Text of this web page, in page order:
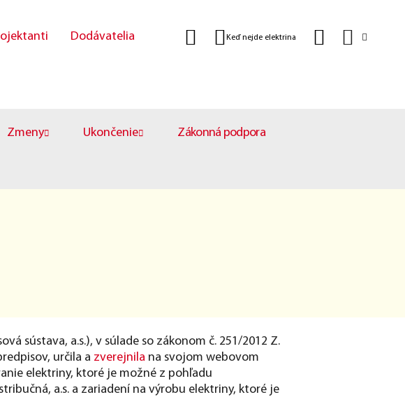
Dodávatelia Keď nejde elektrina
Zmeny Ukončenie Zákonná podpora
sústava, a.s.), v súlade so zákonom č. 251/2012 Z.
určila a zverejnila na svojom webovom
elektriny, ktoré je možné z pohľadu
a.s. a zariadení na výrobu elektriny, ktoré je